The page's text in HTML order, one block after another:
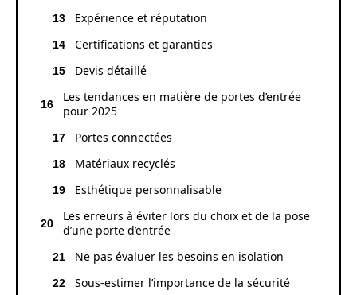
Expérience et réputation
Certifications et garanties
Devis détaillé
Les tendances en matière de portes d’entrée
pour 2025
Portes connectées
Matériaux recyclés
Esthétique personnalisable
Les erreurs à éviter lors du choix et de la pose
d’une porte d’entrée
Ne pas évaluer les besoins en isolation
Sous-estimer l’importance de la sécurité